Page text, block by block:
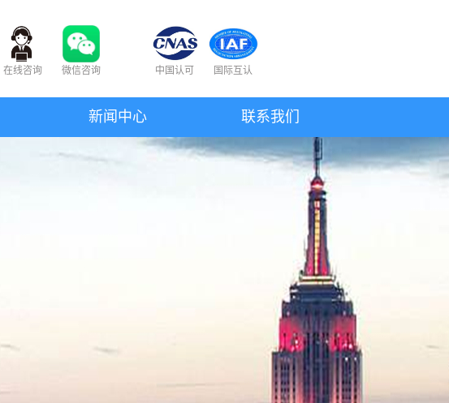
在线咨询 微信咨询 中国认可 国际互认
新闻中心 联系我们